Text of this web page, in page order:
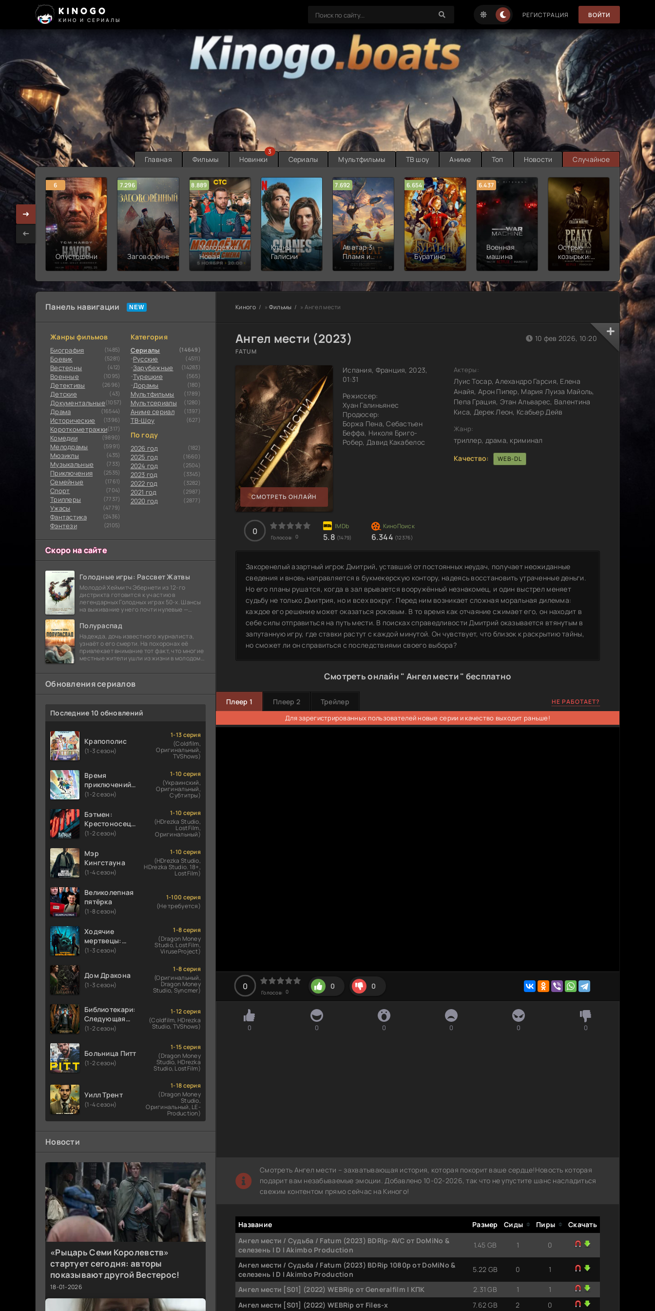
KINOGO
КИНО И СЕРИАЛЫ
РЕГИСТРАЦИЯ ВОЙТИ
Главная Фильмы Новинки
3
Сериалы Мультфильмы ТВ шоу Аниме Топ Новости Случайное
6
Опустошение
7.296
Заговорённый
8.889
Молодёжка:
Новая
смена
Кланы
Галисии
7.692
Аватар 3:
Пламя и
пепел
6.654
Буратино
6.437
Военная
машина
Острые
козырьки:
Бессмертный
7.187
2
Панель навигации
Жанры фильмов
Биография (1485)
Боевик (5281)
Вестерны (412)
Военные (1095)
Детективы (2696)
Детские (43)
Документальные(1057)
Драма (16544)
Исторические (1396)
Короткометражки(317)
Комедии (9890)
Мелодрамы (5991)
Мюзиклы (435)
Музыкальные (733)
Приключения (2535)
Семейные (1761)
Cпорт (704)
Триллеры (7737)
Ужасы (4779)
Фантастика (2436)
Фэнтези (2105)
Категория
Сериалы (14649)
Русские (4511)
Зарубежные (14283)
Турецкие (565)
Дорамы (180)
Мультфильмы (1789)
Мультсериалы (1280)
Аниме сериал (1397)
ТВ-Шоу (627)
По году
2026 год (182)
2025 год (1660)
2024 год (2504)
2023 год (3345)
2022 год (3282)
2021 год (2987)
2020 год (2877)
Скоро на сайте
Голодные игры: Рассвет Жатвы
Молодой Хеймитч Эбернети из 12-го
дистрикта готовится к участию в
легендарных Голодных играх 50-х. Шансы
на выживание у него почти нулевые —
победу еще сорок
Полураспад
Надежда, дочь известного журналиста,
узнаёт о его смерти. На похоронах её
привлекает внимание тот факт, что многие
местные жители ушли из жизни в молодом
бомбы
Обновления сериалов
Последние 10 обновлений
Крапополис
(1-3 сезон)
1-13 серия
(Coldfilm,
Оригинальный,
TVShows)
Время
приключений:
Фионна и Кейк
(1-2 сезон)
1-10 серия
(Украинский,
Оригинальный,
Субтитры)
Бэтмен:
Крестоносец в
плаще
(1-2 сезон)
1-10 серия
(HDrezka Studio,
LostFilm,
Оригинальный)
Мэр
Кингстауна
(1-4 сезон)
1-10 серия
(HDrezka Studio,
HDrezka Studio. 18+,
LostFilm)
Великолепная
пятёрка
(1-8 сезон)
1-100 серия
(Не требуется)
Ходячие
мертвецы:
Мертвый
(1-3 сезон)
1-8 серия
(Dragon Money
Studio, LostFilm,
ViruseProject)
Дом Дракона
(1-3 сезон)
1-8 серия
(Оригинальный,
Dragon Money
Studio, Syncmer)
Библиотекари:
Следующая
глава
(1-2 сезон)
1-12 серия
(Coldfilm, HDrezka
Studio, TVShows)
Больница Питт
(1-2 сезон)
1-15 серия
(Dragon Money
Studio, HDrezka
Studio, LostFilm)
Уилл Трент
(1-4 сезон)
1-18 серия
(Dragon Money
Studio,
Оригинальный, LE-
Production)
Новости
«Рыцарь Семи Королевств»
стартует сегодня: авторы
показывают другой Вестерос!
18-01-2026
Киного » Фильмы » Ангел мести
Ангел мести (2023)
FATUM
СМОТРЕТЬ ОНЛАЙН
Испания, Франция, 2023,
01:31
Режиссер:
Хуан Галиньянес
Продюсер:
Боржа Пена, Себастьен
Беффа, Николя Бриго-
Робер, Давид Какабелос
10 фев 2026, 10:20
Актеры:
Луис Тосар, Алехандро Гарсия, Елена
Анайя, Арон Пипер, Мария Луиза Майоль,
Пепа Грация, Этан Альварес, Валентина
Киса, Дерек Леон, Ксабьер Дейв
Жанр:
триллер, драма, криминал
Качество:
WEB-DL
0
Голосов: 0 5.8 (1479) 6.344 (12376)
Закоренелый азартный игрок Дмитрий, уставший от постоянных неудач, получает неожиданные
сведения и вновь направляется в букмекерскую контору, надеясь восстановить утраченные деньги.
Но его планы рушатся, когда в зал врывается вооружённый незнакомец, и один выстрел меняет
судьбу не только Дмитрия, но и всех вокруг. Перед ним возникает сложная моральная дилемма:
каждое его решение может оказаться роковым. В то время как отчаяние сжимает его, он находит в
себе силы отправиться на путь мести. В поисках справедливости Дмитрий оказывается втянутым в
запутанную игру, где ставки растут с каждой минутой. Он чувствует, что близок к раскрытию тайны,
но сможет ли он справиться с последствиями своего выбора?
Смотреть онлайн " Ангел мести " бесплатно
Плеер 1 Плеер 2 Трейлер НЕ РАБОТАЕТ?
Для зарегистрированных пользователей новые серии и качество выходит раньше!
0
Голосов: 0
0 0
0 0 0 0 0 0
Смотреть Ангел мести – захватывающая история, которая покорит ваше сердце!Новость которая
подарит вам незабываемые эмоции. Добавлено 10-02-2026, так что не упустите шанс насладиться
свежим контентом прямо сейчас на Киного!
Название Размер Сиды Пиры
Скачать
Ангел мести / Судьба / Fatum (2023) BDRip-AVC от DoMiNo &
селезень | D | Akimbo Production
1.45 GB 1 0
Ангел мести / Судьба / Fatum (2023) BDRip 1080р от DoMiNo &
селезень | D | Akimbo Production
5.22 GB 0 1
Ангел мести [S01] (2022) WEBRip от Generalfilm | КПК 2.31 GB 1
1
Ангел мести [S01] (2022) WEBRip от Files-x
7.62 GB 2
0